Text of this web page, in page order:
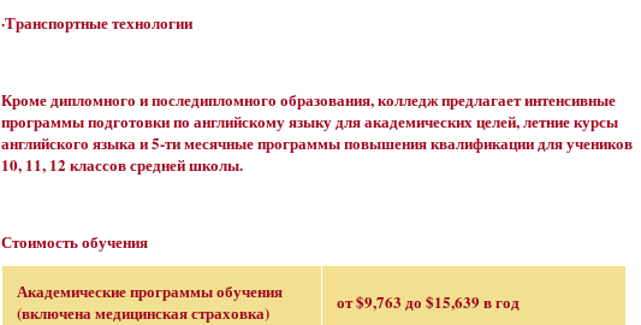
·Транспортные технологии
Кроме дипломного и последипломного образования, колледж предлагает интенсивные
программы подготовки по английскому языку для академических целей, летние курсы
английского языка и 5-ти месячные программы повышения квалификации для учеников
10, 11, 12 классов средней школы.
Стоимость обучения
Академические программы обучения
(включена медицинская страховка)
от $9,763 до $15,639 в год